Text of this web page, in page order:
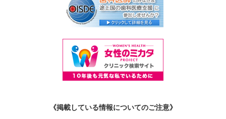
《掲載している情報についてのご注意》